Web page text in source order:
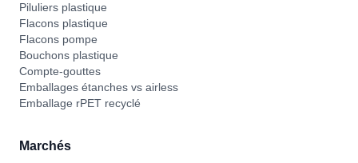
Piluliers plastique
Flacons plastique
Flacons pompe
Bouchons plastique
Compte-gouttes
Emballages étanches vs airless
Emballage rPET recyclé
Marchés